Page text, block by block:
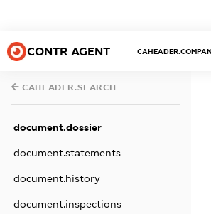
CONTR AGENT
CAHEADER.SEARCH
document.dossier
document.statements
document.history
document.inspections